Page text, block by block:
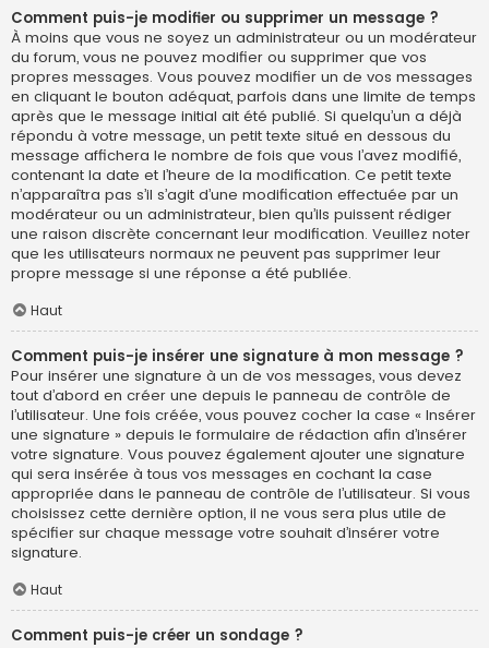
Comment puis-je modifier ou supprimer un message ?
À moins que vous ne soyez un administrateur ou un modérateur
du forum, vous ne pouvez modifier ou supprimer que vos
propres messages. Vous pouvez modifier un de vos messages
en cliquant le bouton adéquat, parfois dans une limite de temps
après que le message initial ait été publié. Si quelqu’un a déjà
répondu à votre message, un petit texte situé en dessous du
message affichera le nombre de fois que vous l’avez modifié,
contenant la date et l’heure de la modification. Ce petit texte
n’apparaîtra pas s’il s’agit d’une modification effectuée par un
modérateur ou un administrateur, bien qu’ils puissent rédiger
une raison discrète concernant leur modification. Veuillez noter
que les utilisateurs normaux ne peuvent pas supprimer leur
propre message si une réponse a été publiée.
Haut
Comment puis-je insérer une signature à mon message ?
Pour insérer une signature à un de vos messages, vous devez
tout d’abord en créer une depuis le panneau de contrôle de
l’utilisateur. Une fois créée, vous pouvez cocher la case « Insérer
une signature » depuis le formulaire de rédaction afin d’insérer
votre signature. Vous pouvez également ajouter une signature
qui sera insérée à tous vos messages en cochant la case
appropriée dans le panneau de contrôle de l’utilisateur. Si vous
choisissez cette dernière option, il ne vous sera plus utile de
spécifier sur chaque message votre souhait d’insérer votre
signature.
Haut
Comment puis-je créer un sondage ?